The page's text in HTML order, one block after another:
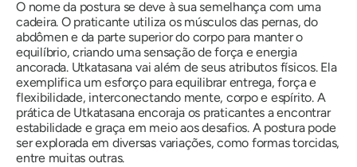
O nome da postura se deve à sua semelhança com uma
cadeira. O praticante utiliza os músculos das pernas, do
abdômen e da parte superior do corpo para manter o
equilíbrio, criando uma sensação de força e energia
ancorada. Utkatasana vai além de seus atributos físicos. Ela
exemplifica um esforço para equilibrar entrega, força e
flexibilidade, interconectando mente, corpo e espírito. A
prática de Utkatasana encoraja os praticantes a encontrar
estabilidade e graça em meio aos desafios. A postura pode
ser explorada em diversas variações, como formas torcidas,
entre muitas outras.